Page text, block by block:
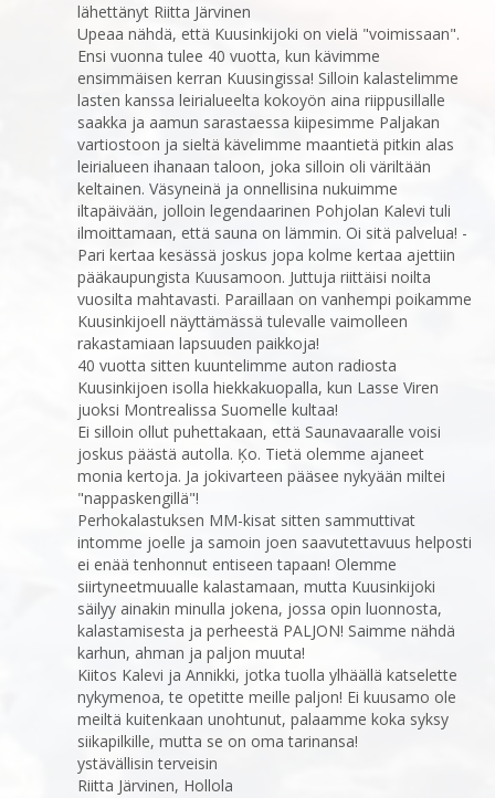
lähettänyt Riitta Järvinen
Upeaa nähdä, että Kuusinkijoki on vielä "voimissaan".
Ensi vuonna tulee 40 vuotta, kun kävimme
ensimmäisen kerran Kuusingissa! Silloin kalastelimme
lasten kanssa leirialueelta kokoyön aina riippusillalle
saakka ja aamun sarastaessa kiipesimme Paljakan
vartiostoon ja sieltä kävelimme maantietä pitkin alas
leirialueen ihanaan taloon, joka silloin oli väriltään
keltainen. Väsyneinä ja onnellisina nukuimme
iltapäivään, jolloin legendaarinen Pohjolan Kalevi tuli
ilmoittamaan, että sauna on lämmin. Oi sitä palvelua! -
Pari kertaa kesässä joskus jopa kolme kertaa ajettiin
pääkaupungista Kuusamoon. Juttuja riittäisi noilta
vuosilta mahtavasti. Paraillaan on vanhempi poikamme
Kuusinkijoell näyttämässä tulevalle vaimolleen
rakastamiaan lapsuuden paikkoja!
40 vuotta sitten kuuntelimme auton radiosta
Kuusinkijoen isolla hiekkakuopalla, kun Lasse Viren
juoksi Montrealissa Suomelle kultaa!
Ei silloin ollut puhettakaan, että Saunavaaralle voisi
joskus päästä autolla. Ķo. Tietä olemme ajaneet
monia kertoja. Ja jokivarteen pääsee nykyään miltei
"nappaskengillä"!
Perhokalastuksen MM-kisat sitten sammuttivat
intomme joelle ja samoin joen saavutettavuus helposti
ei enää tenhonnut entiseen tapaan! Olemme
siirtyneetmuualle kalastamaan, mutta Kuusinkijoki
säilyy ainakin minulla jokena, jossa opin luonnosta,
kalastamisesta ja perheestä PALJON! Saimme nähdä
karhun, ahman ja paljon muuta!
Kiitos Kalevi ja Annikki, jotka tuolla ylhäällä katselette
nykymenoa, te opetitte meille paljon! Ei kuusamo ole
meiltä kuitenkaan unohtunut, palaamme koka syksy
siikapilkille, mutta se on oma tarinansa!
ystävällisin terveisin
Riitta Järvinen, Hollola